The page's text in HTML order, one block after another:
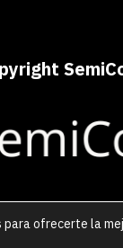
para ofrecerte la